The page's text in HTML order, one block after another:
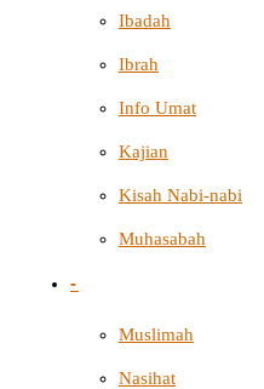
Ibadah
Ibrah
Info Umat
Kajian
Kisah Nabi-nabi
Muhasabah
-
Muslimah
Nasihat